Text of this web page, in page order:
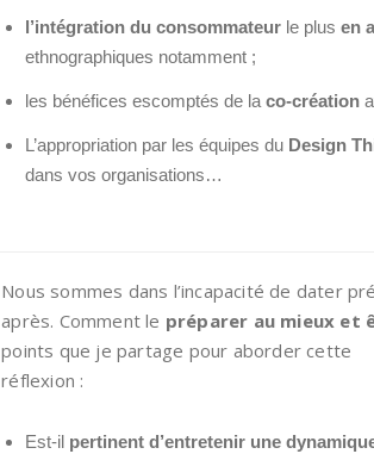
l’intégration du consommateur le plusen
ethnographiques notamment ;
les bénéfices escomptés de laco-création
L’appropriation par les équipes du Design
dans vos organisations…
Nous sommes dans l’incapacité de dater
après. Comment le préparer au mieux et
points que je partage pour aborder cette
réflexion :
Est-il pertinent d’entretenir une